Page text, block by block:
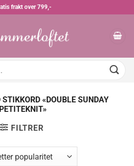
frakt over 799,-
STIKKORD «DOUBLE SUNDAY
PETITEKNIT»
FILTRER